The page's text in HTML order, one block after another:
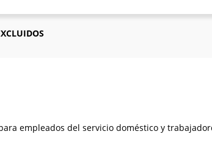
empleados del servicio doméstico y